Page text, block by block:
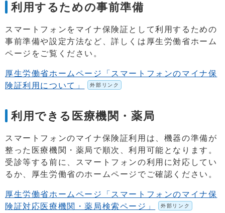
利用するための事前準備
スマートフォンをマイナ保険証として利用するための
事前準備や設定方法など、詳しくは厚生労働省ホーム
ページをご覧ください。
厚生労働省ホームページ「スマートフォンのマイナ保
険証利用について」
外部リンク
利用できる医療機関・薬局
スマートフォンのマイナ保険証利用は、機器の準備が
整った医療機関・薬局で順次、利用可能となります。
受診等する前に、スマートフォンの利用に対応してい
るか、厚生労働省のホームページでご確認ください。
厚生労働省ホームページ「スマートフォンのマイナ保
険証対応医療機関・薬局検索ページ」
外部リンク